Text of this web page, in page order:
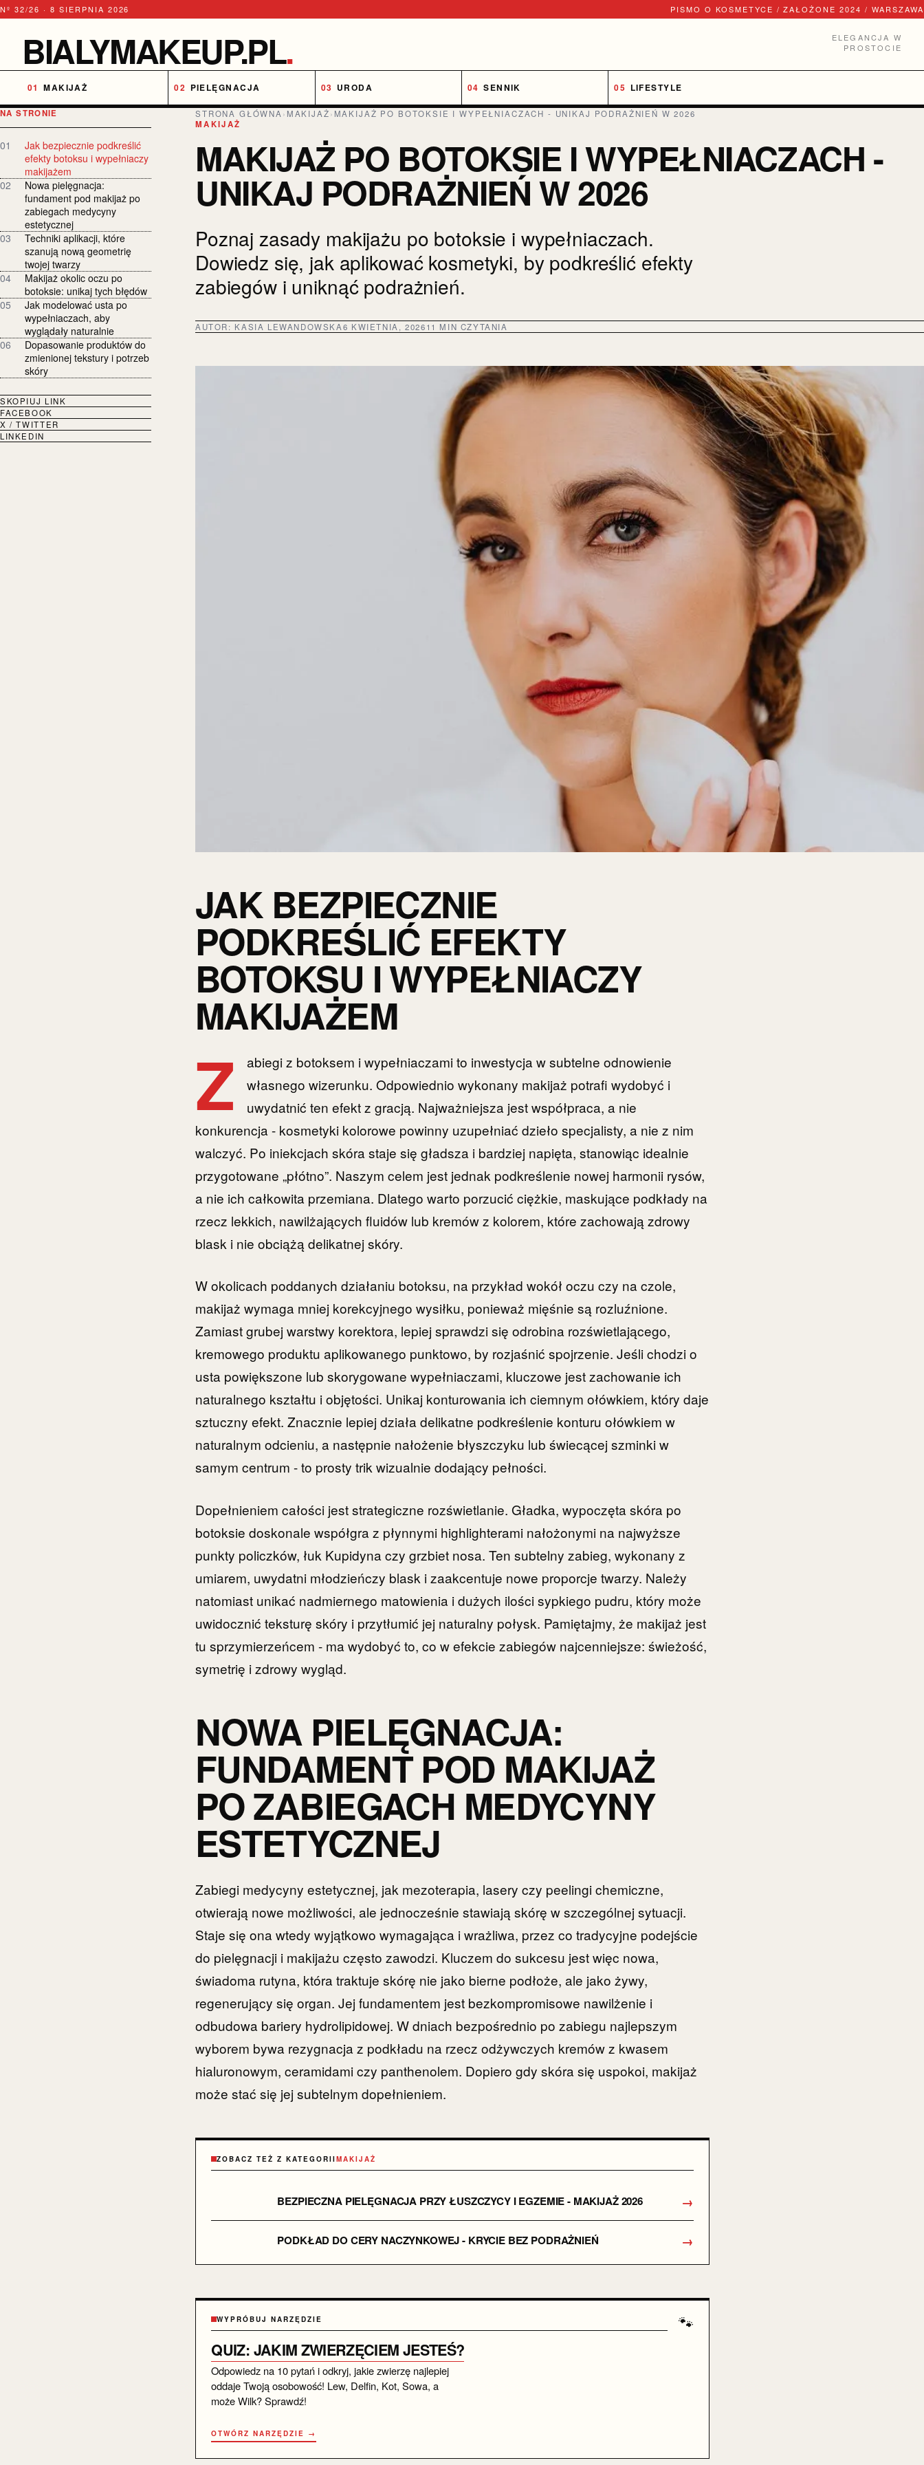
Nº 32/26 · 8 SIERPNIA 2026 PISMO O KOSMETYCE / ZAŁOŻONE 2024 / WARSZAWA
BIALYMAKEUP.PL.
ELEGANCJA W
PROSTOCIE
MAKIJAŻ PIELĘGNACJA URODA SENNIK LIFESTYLE
NA STRONIE
01
Jak bezpiecznie podkreślić
efekty botoksu i wypełniaczy
makijażem
02
Nowa pielęgnacja:
fundament pod makijaż po
zabiegach medycyny
estetycznej
03
Techniki aplikacji, które
szanują nową geometrię
twojej twarzy
04
Makijaż okolic oczu po
botoksie: unikaj tych błędów
05
Jak modelować usta po
wypełniaczach, aby
wyglądały naturalnie
06
Dopasowanie produktów do
zmienionej tekstury i potrzeb
skóry
SKOPIUJ LINK
FACEBOOK
X / TWITTER
LINKEDIN
STRONA GŁÓWNA › MAKIJAŻ› MAKIJAŻ PO BOTOKSIE I WYPEŁNIACZACH - UNIKAJ PODRAŻNIEŃ W 2026
MAKIJAŻ
MAKIJAŻ PO BOTOKSIE I WYPEŁNIACZACH -
UNIKAJ PODRAŻNIEŃ W 2026
Poznaj zasady makijażu po botoksie i wypełniaczach.
Dowiedz się, jak aplikować kosmetyki, by podkreślić efekty
zabiegów i uniknąć podrażnień.
AUTOR: KASIA LEWANDOWSKA6 KWIETNIA, 202611 MIN CZYTANIA
JAK BEZPIECZNIE
PODKREŚLIĆ EFEKTY
BOTOKSU I WYPEŁNIACZY
MAKIJAŻEM
Z
abiegi z botoksem i wypełniaczami to inwestycja w subtelne odnowienie
własnego wizerunku. Odpowiednio wykonany makijaż potrafi wydobyć i
uwydatnić ten efekt z gracją. Najważniejsza jest współpraca, a nie
konkurencja - kosmetyki kolorowe powinny uzupełniać dzieło specjalisty, a nie z nim
walczyć. Po iniekcjach skóra staje się gładsza i bardziej napięta, stanowiąc idealnie
przygotowane „płótno”. Naszym celem jest jednak podkreślenie nowej harmonii rysów,
a nie ich całkowita przemiana. Dlatego warto porzucić ciężkie, maskujące podkłady na
rzecz lekkich, nawilżających fluidów lub kremów z kolorem, które zachowają zdrowy
blask i nie obciążą delikatnej skóry.
W okolicach poddanych działaniu botoksu, na przykład wokół oczu czy na czole,
makijaż wymaga mniej korekcyjnego wysiłku, ponieważ mięśnie są rozluźnione.
Zamiast grubej warstwy korektora, lepiej sprawdzi się odrobina rozświetlającego,
kremowego produktu aplikowanego punktowo, by rozjaśnić spojrzenie. Jeśli chodzi o
usta powiększone lub skorygowane wypełniaczami, kluczowe jest zachowanie ich
naturalnego kształtu i objętości. Unikaj konturowania ich ciemnym ołówkiem, który daje
sztuczny efekt. Znacznie lepiej działa delikatne podkreślenie konturu ołówkiem w
naturalnym odcieniu, a następnie nałożenie błyszczyku lub świecącej szminki w
samym centrum - to prosty trik wizualnie dodający pełności.
Dopełnieniem całości jest strategiczne rozświetlanie. Gładka, wypoczęta skóra po
botoksie doskonale współgra z płynnymi highlighterami nałożonymi na najwyższe
punkty policzków, łuk Kupidyna czy grzbiet nosa. Ten subtelny zabieg, wykonany z
umiarem, uwydatni młodzieńczy blask i zaakcentuje nowe proporcje twarzy. Należy
natomiast unikać nadmiernego matowienia i dużych ilości sypkiego pudru, który może
uwidocznić teksturę skóry i przytłumić jej naturalny połysk. Pamiętajmy, że makijaż jest
tu sprzymierzeńcem - ma wydobyć to, co w efekcie zabiegów najcenniejsze: świeżość,
symetrię i zdrowy wygląd.
NOWA PIELĘGNACJA:
FUNDAMENT POD MAKIJAŻ
PO ZABIEGACH MEDYCYNY
ESTETYCZNEJ
Zabiegi medycyny estetycznej, jak mezoterapia, lasery czy peelingi chemiczne,
otwierają nowe możliwości, ale jednocześnie stawiają skórę w szczególnej sytuacji.
Staje się ona wtedy wyjątkowo wymagająca i wrażliwa, przez co tradycyjne podejście
do pielęgnacji i makijażu często zawodzi. Kluczem do sukcesu jest więc nowa,
świadoma rutyna, która traktuje skórę nie jako bierne podłoże, ale jako żywy,
regenerujący się organ. Jej fundamentem jest bezkompromisowe nawilżenie i
odbudowa bariery hydrolipidowej. W dniach bezpośrednio po zabiegu najlepszym
wyborem bywa rezygnacja z podkładu na rzecz odżywczych kremów z kwasem
hialuronowym, ceramidami czy panthenolem. Dopiero gdy skóra się uspokoi, makijaż
może stać się jej subtelnym dopełnieniem.
ZOBACZ TEŻ Z KATEGORIIMAKIJAŻ
BEZPIECZNA PIELĘGNACJA PRZY ŁUSZCZYCY I EGZEMIE - MAKIJAŻ 2026 →
PODKŁAD DO CERY NACZYNKOWEJ - KRYCIE BEZ PODRAŻNIEŃ →
🐾
WYPRÓBUJ NARZĘDZIE
QUIZ: JAKIM ZWIERZĘCIEM JESTEŚ?
Odpowiedz na 10 pytań i odkryj, jakie zwierzę najlepiej
oddaje Twoją osobowość! Lew, Delfin, Kot, Sowa, a
może Wilk? Sprawdź!
OTWÓRZ NARZĘDZIE →